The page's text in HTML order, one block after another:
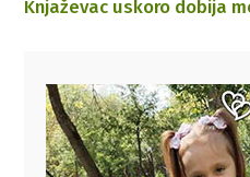
Knjaževac uskoro dobija